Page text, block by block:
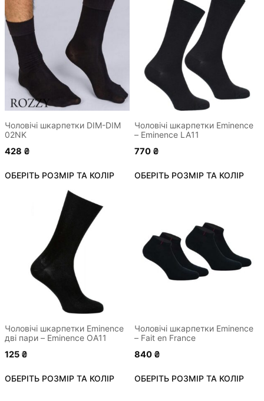
Чоловічі шкарпетки DIM-DIM
02NK
428 ₴
ОБЕРІТЬ РОЗМІР ТА КОЛІР
товар
має
кілька
варіантів.
Параметри
можна
вибрати
на
сторінці
товару
Чоловічі шкарпетки Eminence
– Eminence LA11
770 ₴
ОБЕРІТЬ РОЗМІР ТА КОЛІР
варіантів.
Параметри
можна
вибрати
сторінці
товару
Чоловічі шкарпетки Eminence
дві пари – Eminence OA11
125 ₴
ОБЕРІТЬ РОЗМІР ТА КОЛІР
варіантів.
Параметри
можна
сторінці
товару
Чоловічі шкарпетки Eminence
– Fait en France
840 ₴
ОБЕРІТЬ РОЗМІР ТА КОЛІР
кілька
варіантів.
Параметри
сторінці
товару